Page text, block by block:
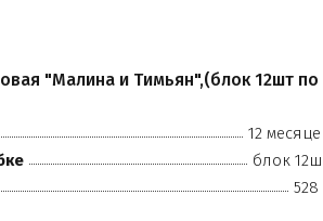
"Малина и Тимьян",(блок 12шт по
12
блок
528